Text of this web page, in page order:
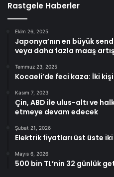
Rastgele Haberler
Ekim 26, 2025
Japonya’nın en büyük
veya daha fazla maaş
Temmuz 23, 2025
Kocaeli’de feci kaza: İki
Kasım 7, 2023
Çin, ABD ile ulus-altı ve
etmeye devam edecek
Şubat 21, 2026
Elektrik fiyatları üst üste iki
Mayıs 6, 2026
500 bin TL’nin 32 günlük